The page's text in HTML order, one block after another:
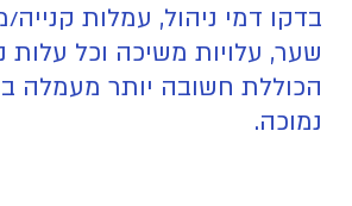
בדקו דמי ניהול, עמלות
שער, עלויות משיכה וכל עלות
הכוללת חשובה יותר מעמלה
נמוכה.